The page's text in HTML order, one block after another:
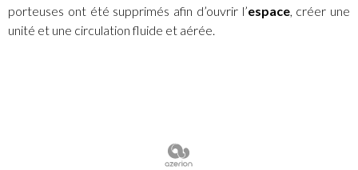
porteuses ont été supprimés afin d’ouvrir l’espace, créer une
unité et une circulation fluide et aérée.